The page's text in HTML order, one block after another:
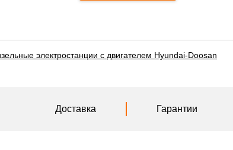
электростанции с двигателем Hyundai-Doosan
Доставка Гарантии